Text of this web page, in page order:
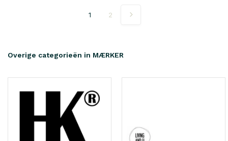
1 2
Overige categorieën in MÆRKER